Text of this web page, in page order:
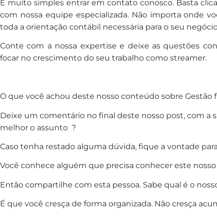
É muito simples entrar em contato conosco. Basta
com nossa equipe especializada. Não importa onde
toda a orientação contábil necessária para o seu
Conte com a nossa expertise e deixe as questões
focar no crescimento do seu trabalho como streamer.
O que você achou deste nosso conteúdo sobre Gestão
Deixe um comentário no final deste nosso post, com a
melhor o assunto ?
Caso tenha restado alguma dúvida, fique a vontade
Você conhece alguém que precisa conhecer este
Então compartilhe com esta pessoa. Sabe qual é o
É que você cresça de forma organizada. Não cresça